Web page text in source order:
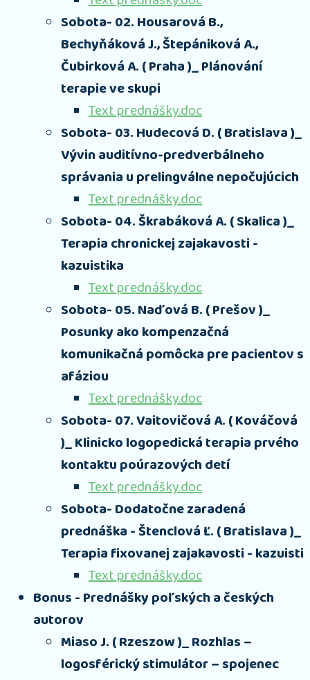
Sobota- 02. Housarová B.,
Bechyňáková J., Štepániková A.,
Čubirková A. ( Praha )_ Plánování
terapie ve skupi
Text prednášky.doc
Sobota- 03. Hudecová D. ( Bratislava )_
Vývin auditívno-predverbálneho
správania u prelingválne nepočujúcich
Text prednášky.doc
Sobota- 04. Škrabáková A. ( Skalica )_
Terapia chronickej zajakavosti -
kazuistika
Text prednášky.doc
Sobota- 05. Naďová B. ( Prešov )_
Posunky ako kompenzačná
komunikačná pomôcka pre pacientov s
afáziou
Text prednášky.doc
Sobota- 07. Vaitovičová A. ( Kováčová
)_ Klinicko logopedická terapia prvého
kontaktu poúrazových detí
Text prednášky.doc
Sobota- Dodatočne zaradená
prednáška - Štenclová Ľ. ( Bratislava )_
Terapia fixovanej zajakavosti - kazuisti
Text prednášky.doc
Bonus - Prednášky poľských a českých
autorov
Miaso J. ( Rzeszow )_ Rozhlas –
logosférický stimulátor – spojenec